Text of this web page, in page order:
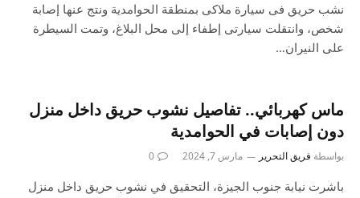
نشب حريق فى سيارة ملاكى بمنطقة الحوامدية ونتج عنها إصابة
شخص، وانتقلت سيارتى إطفاء إلى محل البلاغ، وتمت السيطرة
على النيران…
ماس كهربائي.. تفاصيل نشوب حريق داخل منزل
دون إصابات في الحوامدية
بواسطة فريق التحرير مارس 7, 2024 0
باشرت نيابة جنوب الجيزة، التحقيق في نشوب حريق داخل منزل